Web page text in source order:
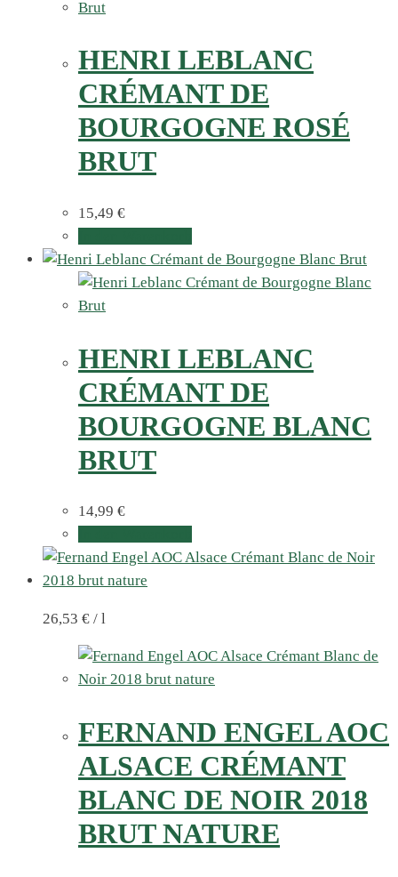
HENRI LEBLANC
CRÉMANT DE
BOURGOGNE ROSÉ
BRUT
15,49 €
HENRI LEBLANC
CRÉMANT DE
BOURGOGNE BLANC
BRUT
14,99 €
26,53 € / l
FERNAND ENGEL AOC
ALSACE CRÉMANT
BLANC DE NOIR 2018
BRUT NATURE